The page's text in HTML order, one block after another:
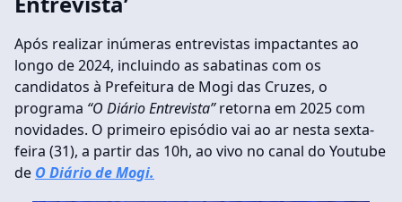
Após realizar inúmeras entrevistas impactantes ao
longo de 2024, incluindo as sabatinas com os
candidatos à Prefeitura de Mogi das Cruzes, o
programa “O Diário Entrevista”retorna em 2025 com
novidades. O primeiro episódio vai ao ar nesta sexta-
feira (31), a partir das 10h, ao vivo no canal do Youtube
de O Diário de Mogi.